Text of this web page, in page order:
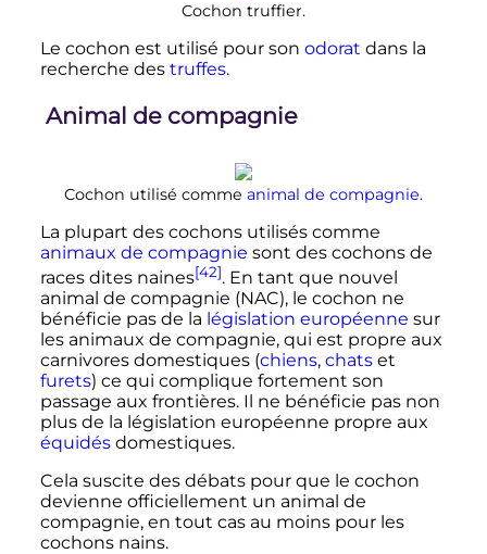
Cochon truffier.
Le cochon est utilisé pour son odorat dans la
recherche des truffes.
Animal de compagnie
Cochon utilisé comme animal de compagnie.
La plupart des cochons utilisés comme
animaux de compagnie sont des cochons de
races dites naines[42]. En tant que nouvel
animal de compagnie (NAC), le cochon ne
bénéficie pas de la législation européenne sur
les animaux de compagnie, qui est propre aux
carnivores domestiques (chiens, chatset
furets) ce qui complique fortement son
passage aux frontières. Il ne bénéficie pas non
plus de la législation européenne propre aux
équidésdomestiques.
Cela suscite des débats pour que le cochon
devienne officiellement un animal de
compagnie, en tout cas au moins pour les
cochons nains.